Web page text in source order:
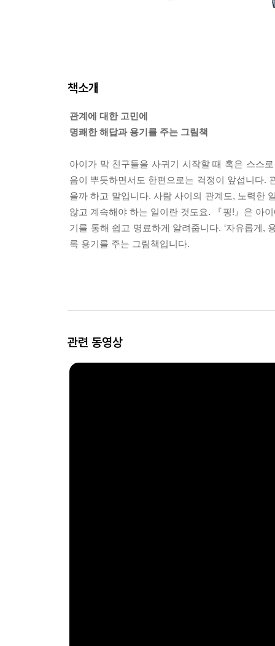
책소개
관계에 대한 고민에
명쾌한 해답과 용기를 주는 그림책
아이가 막 친구들을 사귀기 시작할 때 혹은 스스
음이 뿌듯하면서도 한편으로는 걱정이 앞섭니다.
을까 하고 말입니다. 사람 사이의 관계도, 노력한
않고 계속해야 하는 일이란 것도요. 『핑!』은 아
기를 통해 쉽고 명료하게 알려줍니다. ‘자유롭게,
록 용기를 주는 그림책입니다.
관련 동영상